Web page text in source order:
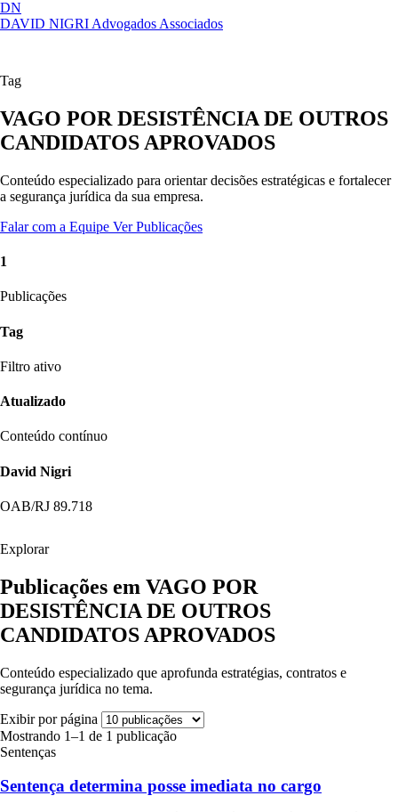
DN
DAVID NIGRI Advogados Associados
Artigos, sentenças, áreas de atuação,
Tag
VAGO POR DESISTÊNCIA DE OUTROS
CANDIDATOS APROVADOS
Conteúdo especializado para orientar decisões estratégicas e fortalecer
a segurança jurídica da sua empresa.
Falar com a Equipe Ver Publicações
1
Publicações
Tag
Filtro ativo
Atualizado
Conteúdo contínuo
David Nigri
OAB/RJ 89.718
Explorar
Publicações em VAGO POR
DESISTÊNCIA DE OUTROS
CANDIDATOS APROVADOS
Conteúdo especializado que aprofunda estratégias, contratos e
segurança jurídica no tema.
Exibir por página
Mostrando 1–1 de 1 publicação
Sentenças
Sentença determina posse imediata no cargo